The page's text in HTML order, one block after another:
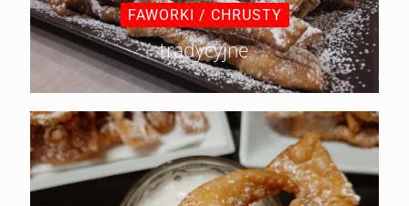
FAWORKI / CHRUSTY
tradycyjne